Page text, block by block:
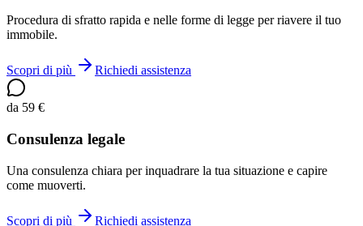
Procedura di sfratto rapida e nelle forme di legge per riavere il tuo
immobile.
Scopri di più Richiedi assistenza
da 59 €
Consulenza legale
Una consulenza chiara per inquadrare la tua situazione e capire
come muoverti.
Scopri di più Richiedi assistenza